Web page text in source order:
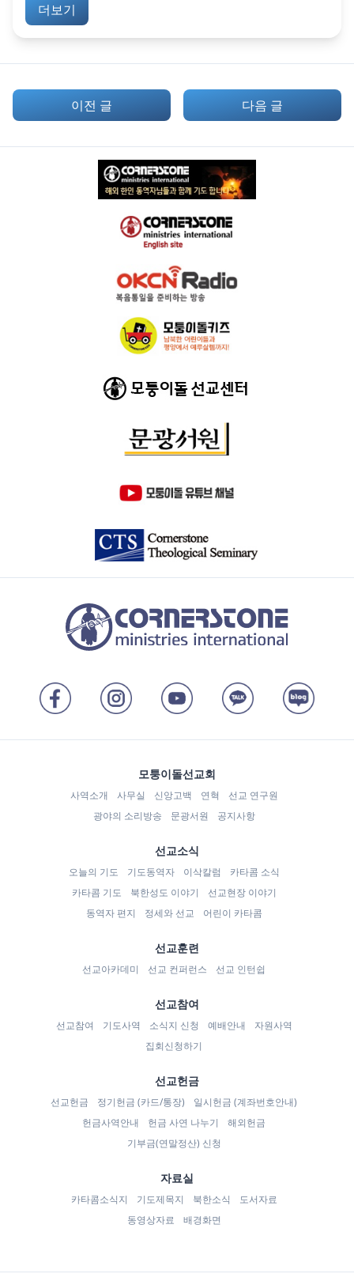
더보기
이전 글 다음 글
모퉁이돌선교회
사역소개 사무실 신앙고백 연혁
선교 연구원
광야의 소리방송
문광서원 공지사항
선교소식
오늘의 기도 기도동역자 이삭칼럼
카타콤 소식
카타콤 기도
북한성도 이야기
선교현장 이야기
동역자 편지
정세와 선교 어린이 카타콤
선교훈련
선교아카데미 선교 컨퍼런스 선교 인턴쉽
선교참여
선교참여 기도사역 소식지 신청 예배안내
자원사역
집회신청하기
선교헌금
선교헌금 정기헌금 (카드/통장)
일시헌금 (계좌번호안내)
헌금사역안내
헌금 사연 나누기
해외헌금
기부금(연말정산) 신청
자료실
카타콤소식지 기도제목지 북한소식
도서자료
동영상자료
배경화면